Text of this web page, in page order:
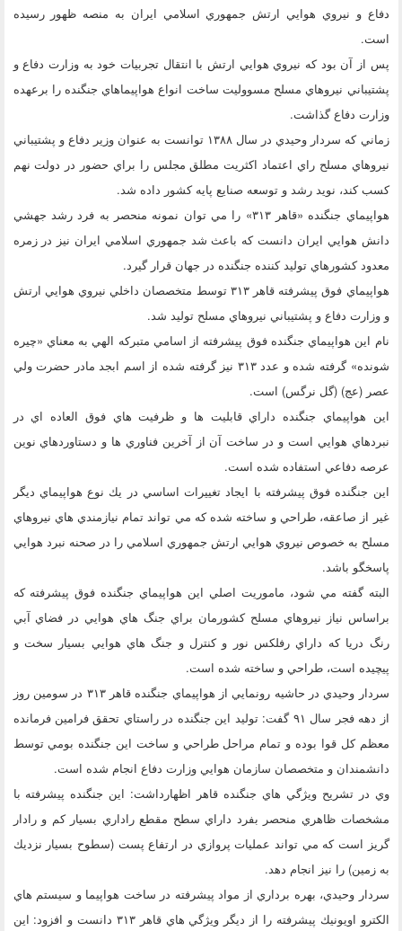
دفاع و نيروي هوايي ارتش جمهوري اسلامي ايران به منصه ظهور رسيده
است.
پس از آن بود كه نيروي هوايي ارتش با انتقال تجربيات خود به وزارت دفاع و
پشتيباني نيروهاي مسلح مسووليت ساخت انواع هواپيماهاي جنگنده را برعهده
وزارت دفاع گذاشت.
زماني كه سردار وحيدي در سال ۱۳۸۸ توانست به عنوان وزير دفاع و پشتيباني
نيروهاي مسلح راي اعتماد اكثريت مطلق مجلس را براي حضور در دولت نهم
كسب كند، نويد رشد و توسعه صنايع پايه كشور داده شد.
هواپيماي جنگنده «قاهر ۳۱۳» را مي توان نمونه منحصر به فرد رشد جهشي
دانش هوايي ايران دانست كه باعث شد جمهوري اسلامي ايران نيز در زمره
معدود كشورهاي توليد كننده جنگنده در جهان قرار گيرد.
هواپيماي فوق پيشرفته قاهر ۳۱۳ توسط متخصصان داخلي نيروي هوايي ارتش
و وزارت دفاع و پشتيباني نيروهاي مسلح توليد شد.
نام اين هواپيماي جنگنده فوق پيشرفته از اسامي متبركه الهي به معناي «چيره
شونده» گرفته شده و عدد ۳۱۳ نيز گرفته شده از اسم ابجد مادر حضرت ولي
عصر (عج) (گل نرگس) است.
اين هواپيماي جنگنده داراي قابليت ها و ظرفيت هاي فوق العاده اي در
نبردهاي هوايي است و در ساخت آن از آخرين فناوري ها و دستاوردهاي نوين
عرصه دفاعي استفاده شده است.
اين جنگنده فوق پيشرفته با ايجاد تغييرات اساسي در يك نوع هواپيماي ديگر
غير از صاعقه، طراحي و ساخته شده كه مي تواند تمام نيازمندي هاي نيروهاي
مسلح به خصوص نيروي هوايي ارتش جمهوري اسلامي را در صحنه نبرد هوايي
پاسخگو باشد.
البته گفته مي شود، ماموريت اصلي اين هواپيماي جنگنده فوق پيشرفته كه
براساس نياز نيروهاي مسلح كشورمان براي جنگ هاي هوايي در فضاي آبي
رنگ دريا كه داراي رفلكس نور و كنترل و جنگ هاي هوايي بسيار سخت و
پيچيده است، طراحي و ساخته شده است.
سردار وحيدي در حاشيه رونمايي از هواپيماي جنگنده قاهر ۳۱۳ در سومين روز
از دهه فجر سال ۹۱ گفت: توليد اين جنگنده در راستاي تحقق فرامين فرمانده
معظم كل قوا بوده و تمام مراحل طراحي و ساخت اين جنگنده بومي توسط
دانشمندان و متخصصان سازمان هوايي وزارت دفاع انجام شده است.
وي در تشريح ويژگي هاي جنگنده قاهر اظهارداشت: اين جنگنده پيشرفته با
مشخصات ظاهري منحصر بفرد داراي سطح مقطع راداري بسيار كم و رادار
گريز است كه مي تواند عمليات پروازي در ارتفاع پست (سطوح بسيار نزديك
به زمين) را نيز انجام دهد.
سردار وحيدي، بهره برداري از مواد پيشرفته در ساخت هواپيما و سيستم هاي
الكترو اويونيك پيشرفته را از ديگر ويژگي هاي قاهر ۳۱۳ دانست و افزود: اين